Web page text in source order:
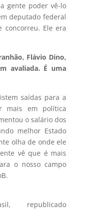
gente poder vê-lo
deputado federal
concorreu. Ele era
Flávio Dino,
avaliada. É uma
saídas para a
mais em política
o salário dos
melhor Estado
olha de onde ele
vê que é mais
o nosso campo
republicado